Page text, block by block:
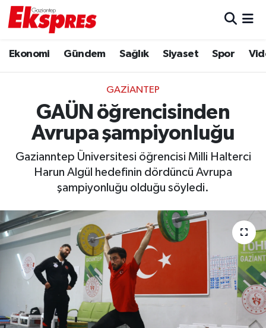
Ekonomi Gündem Sağlık Siyaset Spor
GAZIANTEP
GAÜN öğrencisinden
Avrupa şampiyonluğu
Gazianntep Üniversitesi öğrencisi Milli Halterci
Harun Algül hedefinin dördüncü Avrupa
şampiyonluğu olduğu söyledi.
Ekonomi
Gaziantep son dakika
Genel
Gündem
Haberler
Kültür Sanat
Magazin
Müzik
Piyasa
Trafik Durumu
Puan Durumu ve Fikstür
Tüm Manşetler
Son Dakika Haberleri
Haber Arşivi